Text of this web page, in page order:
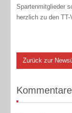
Spartenmitglieder
herzlich zu den
Zurück zur
Kommentare